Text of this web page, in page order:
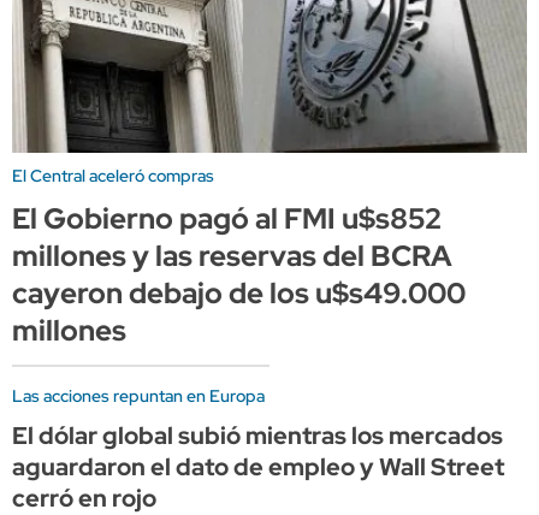
El Central aceleró compras
El Gobierno pagó al FMI u$s852
millones y las reservas del BCRA
cayeron debajo de los u$s49.000
millones
Las acciones repuntan en Europa
El dólar global subió mientras los mercados
aguardaron el dato de empleo y Wall Street
cerró en rojo